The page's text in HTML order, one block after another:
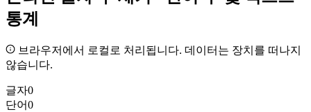
통계
브라우저에서 로컬로 처리됩니다. 데이터는 장치를 떠나지
않습니다.
글자0
단어0